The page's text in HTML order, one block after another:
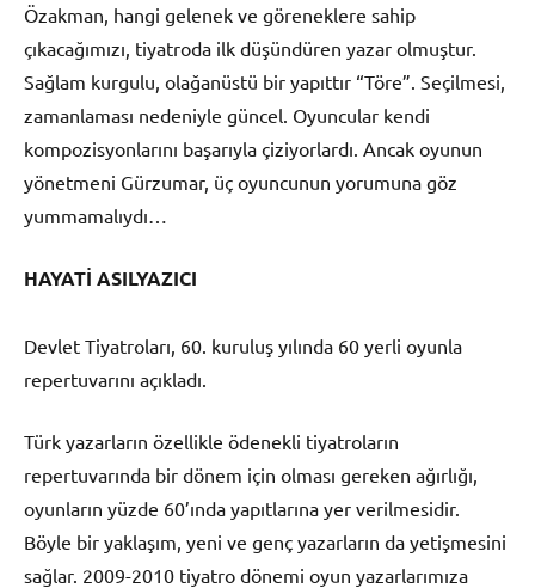
Özakman, hangi gelenek ve göreneklere sahip
çıkacağımızı, tiyatroda ilk düşündüren yazar olmuştur.
Sağlam kurgulu, olağanüstü bir yapıttır “Töre”. Seçilmesi,
zamanlaması nedeniyle güncel. Oyuncular kendi
kompozisyonlarını başarıyla çiziyorlardı. Ancak oyunun
yönetmeni Gürzumar, üç oyuncunun yorumuna göz
yummamalıydı…
HAYATİ ASILYAZICI
Devlet Tiyatroları, 60. kuruluş yılında 60 yerli oyunla
repertuvarını açıkladı.
Türk yazarların özellikle ödenekli tiyatroların
repertuvarında bir dönem için olması gereken ağırlığı,
oyunların yüzde 60’ında yapıtlarına yer verilmesidir.
Böyle bir yaklaşım, yeni ve genç yazarların da yetişmesini
sağlar. 2009-2010 tiyatro dönemi oyun yazarlarımıza